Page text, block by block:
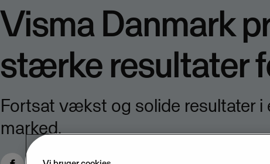
Visma Danmark
stærke resultater
Fortsat vækst og solide resultater i
marked.